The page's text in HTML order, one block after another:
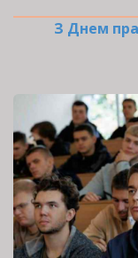
З Днем